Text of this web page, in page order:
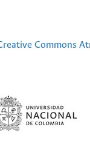
Commons